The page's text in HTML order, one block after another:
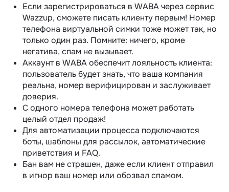
Если зарегистрироваться в WABA через сервис
Wazzup, сможете писать клиенту первым! Номер
телефона виртуальной симки тоже может так, но
только один раз. Помните: ничего, кроме
негатива, спам не вызывает.
Аккаунт в WABA обеспечит лояльность клиента:
пользователь будет знать, что ваша компания
реальна, номер верифицирован и заслуживает
доверия.
С одного номера телефона может работать
целый отдел продаж!
Для автоматизации процесса подключаются
боты, шаблоны для рассылок, автоматические
приветствия и FAQ.
Бан вам не страшен, даже если клиент отправил
в игнор ваш номер или обозвал спамом.